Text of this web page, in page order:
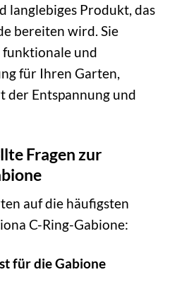
langlebiges Produkt, das
bereiten wird. Sie
und
für Ihren Garten,
der Entspannung und
Fragen zur
auf die häufigsten
C-Ring-Gabione:
für die Gabione